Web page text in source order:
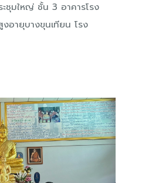
ชุมใหญ่ ชั้น 3 อาคารโรง
อายุบางขุนเทียน โรง